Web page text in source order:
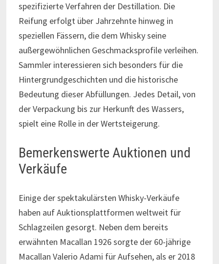
spezifizierte Verfahren der Destillation. Die
Reifung erfolgt über Jahrzehnte hinweg in
speziellen Fässern, die dem Whisky seine
außergewöhnlichen Geschmacksprofile verleihen.
Sammler interessieren sich besonders für die
Hintergrundgeschichten und die historische
Bedeutung dieser Abfüllungen. Jedes Detail, von
der Verpackung bis zur Herkunft des Wassers,
spielt eine Rolle in der Wertsteigerung.
Bemerkenswerte Auktionen und
Verkäufe
Einige der spektakulärsten Whisky-Verkäufe
haben auf Auktionsplattformen weltweit für
Schlagzeilen gesorgt. Neben dem bereits
erwähnten Macallan 1926 sorgte der 60-jährige
Macallan Valerio Adami für Aufsehen, als er 2018